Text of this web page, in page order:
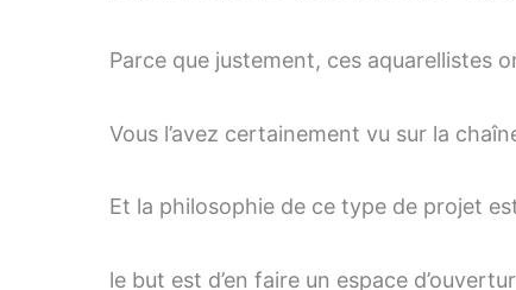
Parce que justement, ces aquarellistes
Vous l’avez certainement vu sur la
Et la philosophie de ce type de projet
le but est d’en faire un espace